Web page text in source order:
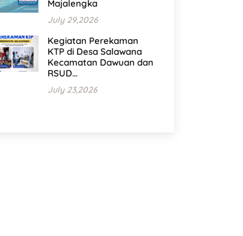
Majalengka
July 29,2026
Kegiatan Perekaman
KTP di Desa Salawana
Kecamatan Dawuan dan
RSUD…
July 23,2026